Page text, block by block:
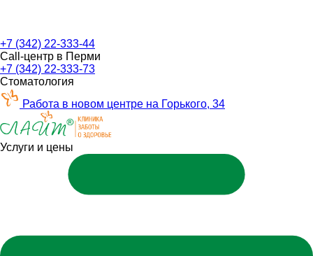
+7 (342) 22-333-44
Call-центр в Перми
+7 (342) 22-333-73
Стоматология
Работа в новом центре на Горького, 34
Услуги и цены